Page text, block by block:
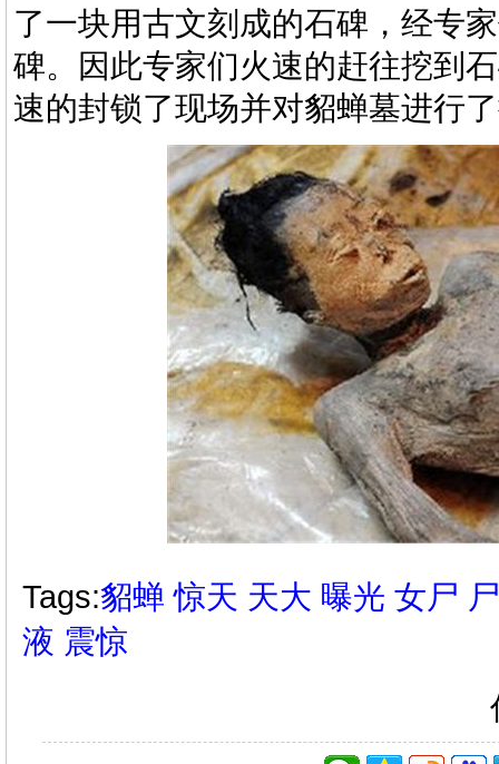
了一块用古文刻成的石碑，经专
碑。因此专家们火速的赶往挖到
速的封锁了现场并对貂蝉墓进行
Tags:貂蝉 惊天 天大 曝光 女尸
液 震惊